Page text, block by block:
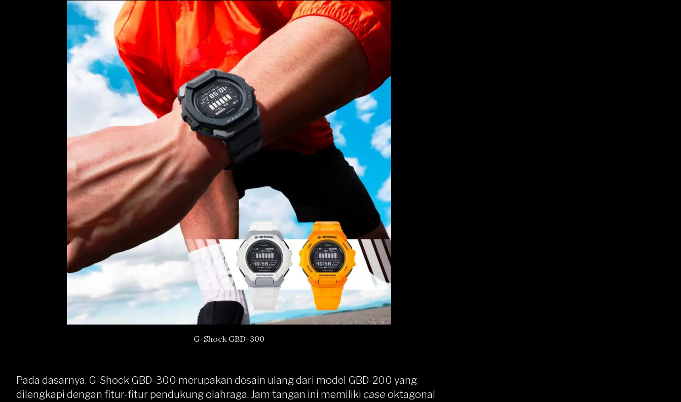
G-Shock GBD-300
Pada dasarnya, G-Shock GBD-300 merupakan desain ulang dari model GBD-200 yang
dilengkapi dengan fitur-fitur pendukung olahraga. Jam tangan ini memiliki case oktagonal